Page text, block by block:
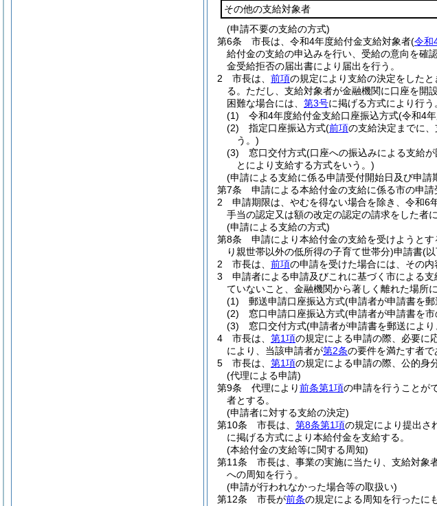
その他の支給対象者
(申請不要の支給の方式)
第6条
市長は、令和4年度給付金支給対象者(令和
給付金の支給の申込みを行い、受給の意向を確
金受給拒否の届出書により届出を行う。
2
市長は、 前項の規定により支給の決定をしたと
る。 ただし、支給対象者が金融機関に口座を開
困難な場合には、 第3号に掲げる方式により行う
(1)
令和4年度給付金支給口座振込方式(令和4
(2)
指定口座振込方式(前項の支給決定までに
う。)
(3)
窓口交付方式(口座への振込みによる支給
とにより支給する方式をいう。)
(申請による支給に係る申請受付開始日及び申請
第7条
申請による本給付金の支給に係る市の申請
2
申請期限は、やむを得ない場合を除き、令和6
手当の認定又は額の改定の認定の請求をした者
(申請による支給の方式)
第8条
申請により本給付金の支給を受けようとす
り親世帯以外の低所得の子育て世帯分)申請書(
2
市長は、 前項の申請を受けた場合には、その
3
申請者による申請及びこれに基づく市による支
ていないこと、金融機関から著しく離れた場所
(1)
郵送申請口座振込方式(申請者が申請書を
(2)
窓口申請口座振込方式(申請者が申請書を
(3)
窓口交付方式(申請者が申請書を郵送によ
4
市長は、 第1項の規定による申請の際、必要に
により、当該申請者が第2条の要件を満たす者で
5
市長は、 第1項の規定による申請の際、公的身
(代理による申請)
第9条
代理により前条第1項の申請を行うことが
者とする。
(申請者に対する支給の決定)
第10条
市長は、 第8条第1項の規定により提出さ
に掲げる方式により本給付金を支給する。
(本給付金の支給等に関する周知)
第11条
市長は、事業の実施に当たり、支給対象
への周知を行う。
(申請が行われなかった場合等の取扱い)
第12条
市長が前条の規定による周知を行ったに